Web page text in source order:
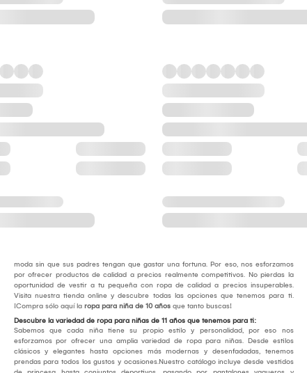
moda sin que sus padres tengan que gastar una fortuna. Por eso, nos esforzamos
por ofrecer productos de calidad a precios realmente competitivos. No pierdas la
oportunidad de vestir a tu pequeña con ropa de calidad a precios insuperables.
Visita nuestra tienda online y descubre todas las opciones que tenemos para ti.
¡Compra sólo aquí la ropa para niña de 10 años que tanto buscas!
Descubre la variedad de ropa para niñas de 11 años que tenemos para ti:
Sabemos que cada niña tiene su propio estilo y personalidad, por eso nos
esforzamos por ofrecer una amplia variedad de ropa para niñas. Desde estilos
clásicos y elegantes hasta opciones más modernas y desenfadadas, tenemos
prendas para todos los gustos y ocasiones.Nuestro catálogo incluye desde vestidos